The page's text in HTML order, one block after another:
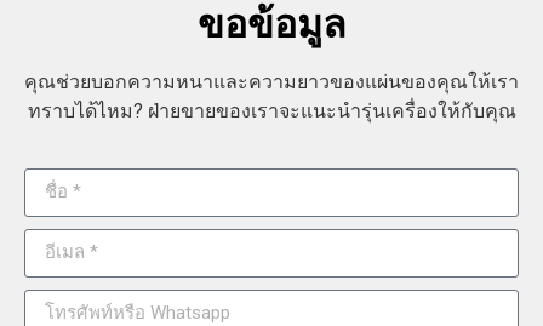
ขอข้อมูล
คุณช่วยบอกความหนาและความยาวของแผ่นของคุณให้เรา
ทราบได้ไหม? ฝ่ายขายของเราจะแนะนำรุ่นเครื่องให้กับคุณ